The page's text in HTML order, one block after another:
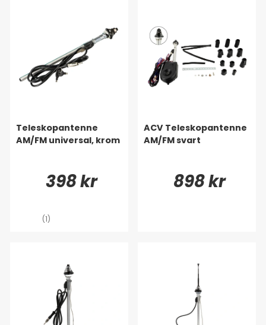
Teleskopantenne
AM/FM universal, krom
398 kr
(1)
ACV Teleskopantenne
AM/FM svart
898 kr